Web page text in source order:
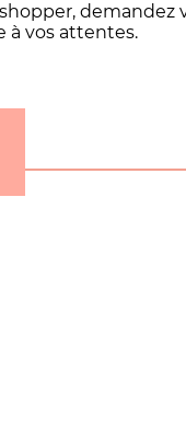
demandez
à vos attentes.